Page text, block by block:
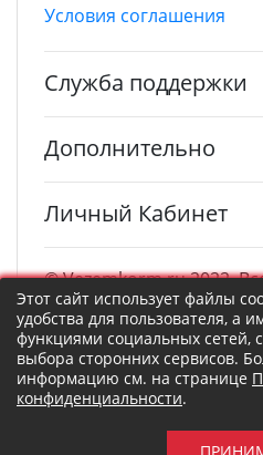
Условия соглашения
Служба поддержки
Дополнительно
Личный Кабинет
© Vezemkorm.ru 2022.
Этот сайт использует файлы
удобства для пользователя, а
функциями социальных сетей,
выбора сторонних сервисов.
информацию см. на странице
конфиденциальности.